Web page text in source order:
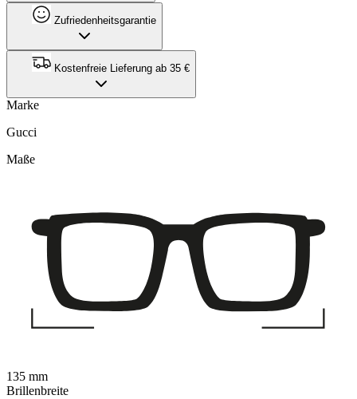
Zufriedenheitsgarantie
Kostenfreie Lieferung ab 35 €
Marke
Gucci
Maße
135 mm
Brillenbreite